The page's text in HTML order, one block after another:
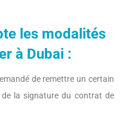
les modalités
à Dubai :
de remettre un certain
la signature du contrat de